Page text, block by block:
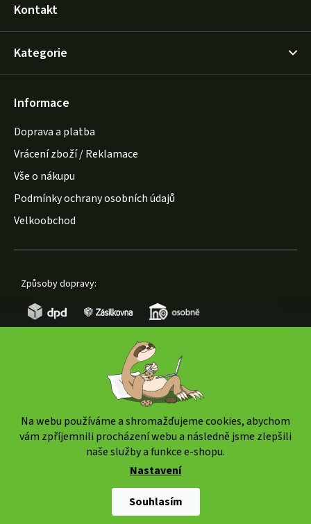
Na webu používáme a shromažďujeme cookies, abychom
vám zpříjemnili procházení webu a následně jsme zlepšili
naše služby a funkce e-shopu.
Nastavení
Souhlasím
Kontakt
Kategorie
Informace
Doprava a platba
Vrácení zboží / Reklamace
Vše o nákupu
Podmínky ochrany osobních údajů
Velkoobchod
Způsoby dopravy:
www.weedshop.cz
vyhrazena.
Upravit nastavení cookies